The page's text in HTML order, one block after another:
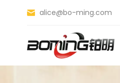
alice@bo-ming.com